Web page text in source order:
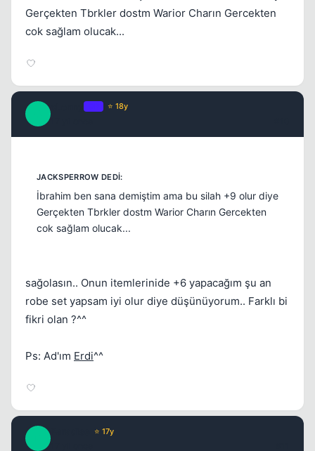
Gerçekten Tbrkler dostm Warior Charın Gercekten
cok sağlam olucak...
⭐ 18y
İbrahim ben sana demiştim ama bu silah +9 olur diye
Gerçekten Tbrkler dostm Warior Charın Gercekten
cok sağlam olucak...
sağolasın.. Onun itemlerinide +6 yapacağım şu an
robe set yapsam iyi olur diye düşünüyorum.. Farklı bi
fikri olan ?^^
Ps: Ad'ım Erdi^^
⭐ 17y